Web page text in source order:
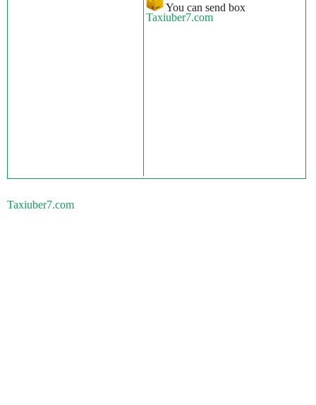
You can send box
Taxiuber7.com
Taxiuber7.com